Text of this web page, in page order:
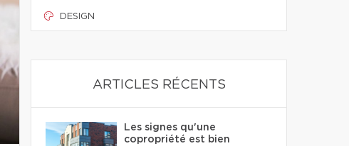
DESIGN
ARTICLES RÉCENTS
Les signes qu'une
copropriété est bien